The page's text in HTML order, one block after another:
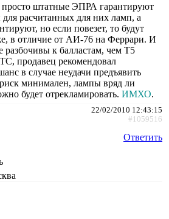
просто штатные ЭПРА гарантируют
расчитанных для них ламп, а
но если повезет, то будут
в отличие от АИ-76 на Феррари. И
разбочивы к балластам, чем Т5
продавец рекомендовал
в случае неудачи предъявить
риск минимален, лампы вряд ли
будет отрекламировать. ИМХО.
22/02/2010 12:43:15
#1059516
Ответить